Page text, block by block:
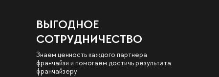
Знаем ценность каждого партнера
франчайзи и помогаем достичь результата
франчайзеру
ВЫГОДНОЕ
СОТРУДНИЧЕСТВО